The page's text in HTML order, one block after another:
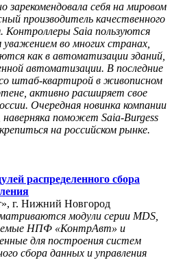
зарекомендовала себя на мировом
производитель качественного
Контроллеры Saia пользуются
во многих странах,
как в автоматизации зданий,
автоматизации. В последние
штаб-квартирой в живописном
активно расширяет свое
Очередная новинка компании
наверняка поможет Saia-Burgess
на российском рынке.
распределенного сбора
г. Нижний Новгород
модули серии MDS,
НПФ «КонтрАвт» и
для построения систем
сбора данных и управления